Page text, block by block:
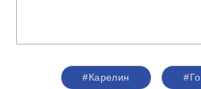
#Карелин